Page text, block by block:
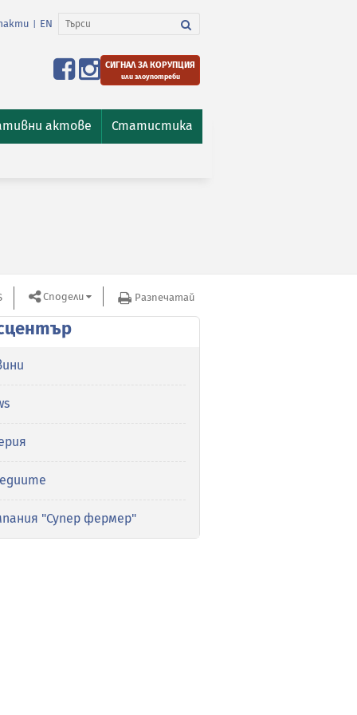
EN
СИГНАЛ ЗА КОРУПЦИЯ
или злоупотреби
актове Статистика
Сподели Разпечатай
"Супер фермер"